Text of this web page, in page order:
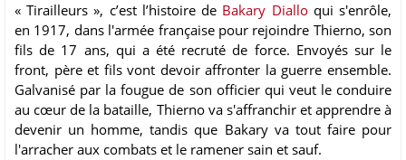
« Tirailleurs », c’est l’histoire de Bakary Dialloqui s'enrôle,
en 1917, dans l'armée française pour rejoindre Thierno, son
fils de 17 ans, qui a été recruté de force. Envoyés sur le
front, père et fils vont devoir affronter la guerre ensemble.
Galvanisé par la fougue de son officier qui veut le conduire
au cœur de la bataille, Thierno va s'affranchir et apprendre à
devenir un homme, tandis que Bakary va tout faire pour
l'arracher aux combats et le ramener sain et sauf.